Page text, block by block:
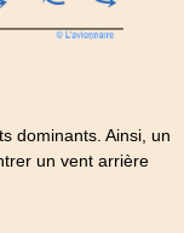
dominants. Ainsi, un
un vent arrière